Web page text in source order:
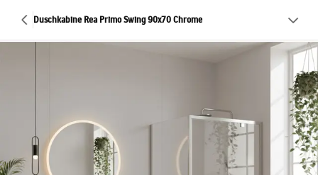
Duschkabine Rea Primo Swing 90x70 Chrome